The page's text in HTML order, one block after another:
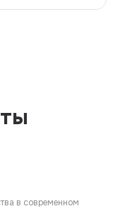
в современном